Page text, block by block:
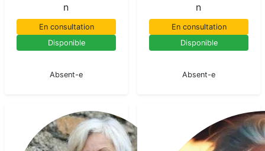
n
En consultation
Disponible
Absent-e
n
En consultation
Disponible
Absent-e